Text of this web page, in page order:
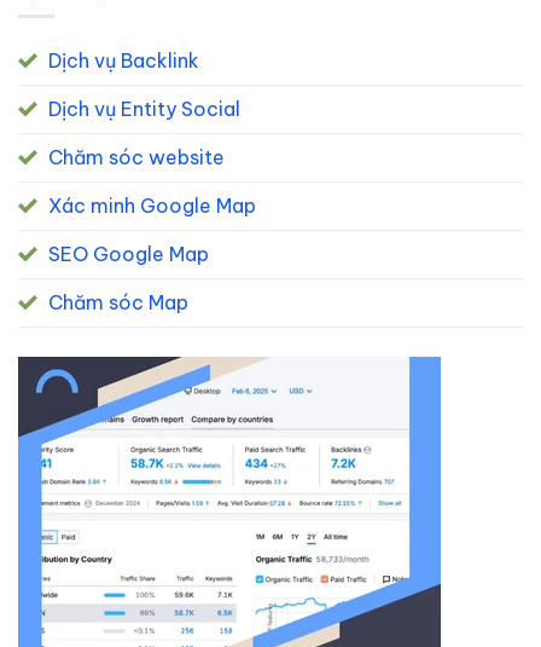
Dịch vụ Backlink
Dịch vụ Entity Social
Chăm sóc website
Xác minh Google Map
SEO Google Map
Chăm sóc Map